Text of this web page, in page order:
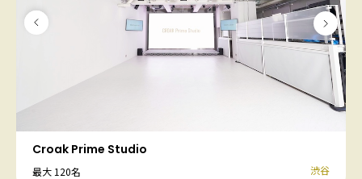
Croak Prime Studio
最大 120名 渋谷